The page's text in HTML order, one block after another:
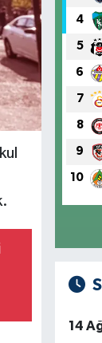
4
5
6
7
8
9
10
14